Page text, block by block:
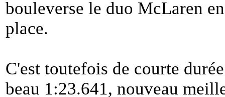
bouleverse le duo McLaren
place.
C'est toutefois de courte
beau 1:23.641, nouveau